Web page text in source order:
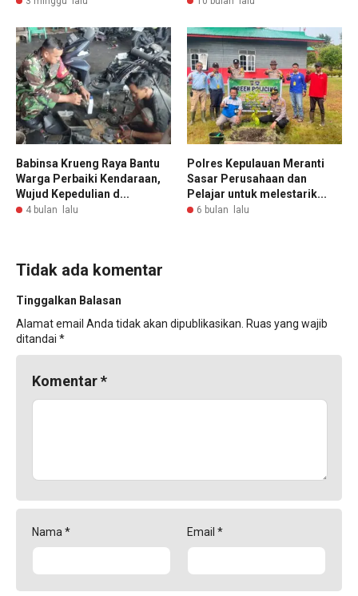
Babinsa Krueng Raya Bantu
Warga Perbaiki Kendaraan,
Wujud Kepedulian d...
4 bulan lalu
Polres Kepulauan Meranti
Sasar Perusahaan dan
Pelajar untuk melestarik...
6 bulan lalu
Tidak ada komentar
Tinggalkan Balasan
Alamat email Anda tidak akan dipublikasikan. Ruas yang wajib
ditandai *
Komentar*
Nama * Email *